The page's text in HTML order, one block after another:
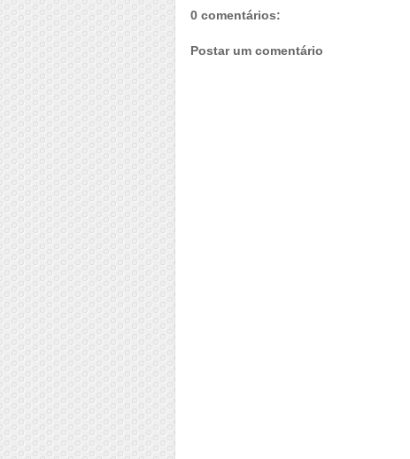
0 comentários:
Postar um comentário